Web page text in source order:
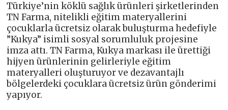
Türkiye’nin köklü sağlık ürünleri şirketlerinden
TN Farma, nitelikli eğitim materyallerini
çocuklarla ücretsiz olarak buluşturma hedefiyle
”Kukya” isimli sosyal sorumluluk projesine
imza attı. TN Farma, Kukya markası ile ürettiği
hijyen ürünlerinin gelirleriyle eğitim
materyalleri oluşturuyor ve dezavantajlı
bölgelerdeki çocuklara ücretsiz ürün gönderimi
yapıyor.